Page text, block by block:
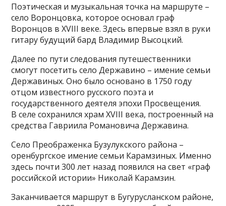
Поэтическая и музыкальная точка на маршруте –
село Воронцовка, которое основал граф
Воронцов в XVIII веке. Здесь впервые взял в руки
гитару будущий бард Владимир Высоцкий.
Далее по пути следования путешественники
смогут посетить село Державино – имение семьи
Державиных. Оно было основано в 1750 году
отцом известного русского поэта и
государственного деятеля эпохи Просвещения.
В селе сохранился храм XVIII века, построенный на
средства Гавриила Романовича Державина.
Село Преображенка Бузулукского района –
оренбургское имение семьи Карамзиных. Именно
здесь почти 300 лет назад появился на свет «граф
российской истории» Николай Карамзин.
Заканчивается маршрут в Бугурусланском районе,